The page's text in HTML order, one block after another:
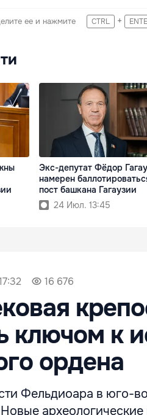
ее и нажмите CTRL +
Экс-депутат Фёдор
намерен
пост башкана Гагаузии
24 Июл. 13:45
16 676
ключом к
ордена
Фельдиоара в юго-